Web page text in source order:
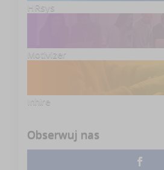
HRsys
Motivizer
Inhire
Obserwuj nas